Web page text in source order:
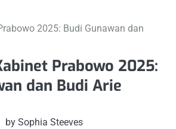
2025: Budi Gunawan dan
Prabowo 2025:
dan Budi Arie
by Sophia Steeves